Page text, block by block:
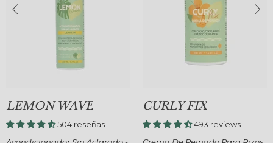
LEMON WAVE
504 reseñas
CURLY FIX
493 reviews